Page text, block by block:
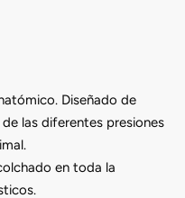
Diseñado de
las diferentes presiones
en toda la